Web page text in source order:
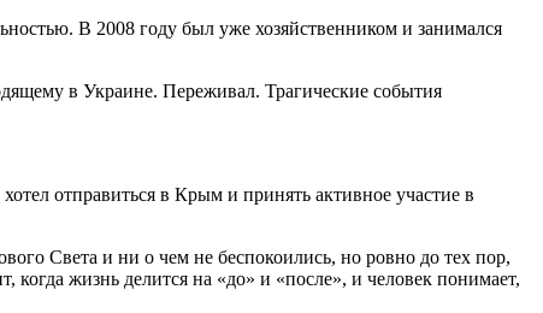
В 2008 году был уже хозяйственником и занимался
в Украине. Переживал. Трагические события
отправиться в Крым и принять активное участие в
Света и ни о чем не беспокоились, но ровно до тех пор,
когда жизнь делится на «до» и «после», и человек понимает,